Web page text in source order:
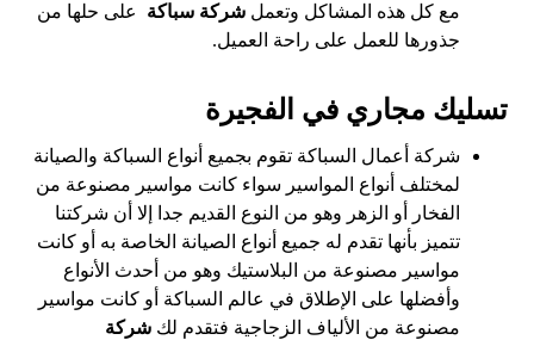
مع كل هذه المشاكل وتعملشركة سباكة
على حلها من
جذورها للعمل على راحة العميل.
تسليك مجاري في الفجيرة
شركة أعمال السباكة تقوم بجميع أنواع السباكة والصيانة
لمختلف أنواع المواسير سواء كانت مواسير مصنوعة من
الفخار أو الزهر وهو من النوع القديم جدا إلا أن شركتنا
تتميز بأنها تقدم له جميع أنواع الصيانة الخاصة به أو كانت
مواسير مصنوعة من البلاستيك وهو من أحدث الأنواع
وأفضلها على الإطلاق في عالم السباكة أو كانت مواسير
مصنوعة من الألياف الزجاجية فتقدم لكشركة